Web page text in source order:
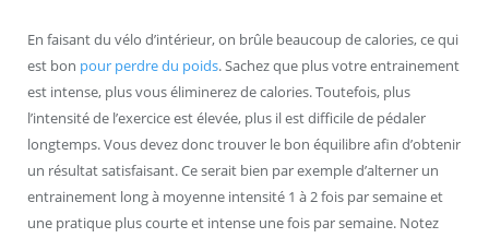
En faisant du vélo d’intérieur, on brûle beaucoup de calories, ce qui
est bon pour perdre du poids. Sachez que plus votre entrainement
est intense, plus vous éliminerez de calories. Toutefois, plus
l’intensité de l’exercice est élevée, plus il est difficile de pédaler
longtemps. Vous devez donc trouver le bon équilibre afin d’obtenir
un résultat satisfaisant. Ce serait bien par exemple d’alterner un
entrainement long à moyenne intensité 1 à 2 fois par semaine et
une pratique plus courte et intense une fois par semaine. Notez